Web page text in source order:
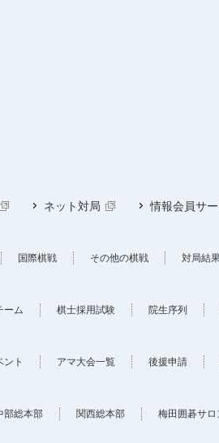
ネット対局 情報会員サ
国際棋戦 その他の棋戦 対局結
ーム 棋士採用試験 院生序列
ント アマ大会一覧 後援申請
部総本部 関西総本部 梅田囲碁サロ